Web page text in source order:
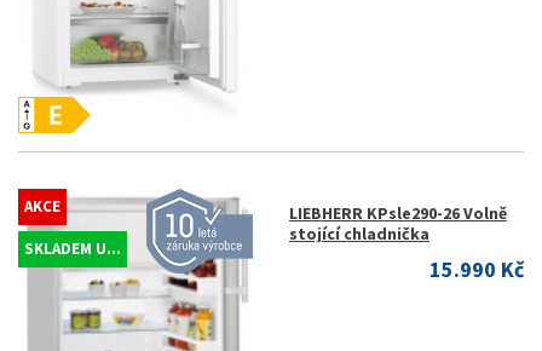
AKCE
SKLADEM U...
LIEBHERR KPsle290-26 Volně
stojící chladnička
15.990 Kč